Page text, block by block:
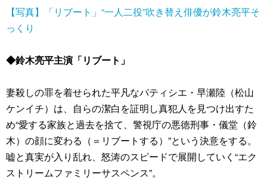
【写真】「リブート」“一人二役”吹き替え俳優が鈴木亮平そ
っくり
◆鈴木亮平主演「リブート」
妻殺しの罪を着せられた平凡なパティシエ・早瀬陸（松山
ケンイチ）は、自らの潔白を証明し真犯人を見つけ出すた
め“愛する家族と過去を捨て、警視庁の悪徳刑事・儀堂（鈴
木）の顔に変わる（＝リブートする）”という決意をする。
嘘と真実が入り乱れ、怒涛のスピードで展開していく“エク
ストリームファミリーサスペンス”。